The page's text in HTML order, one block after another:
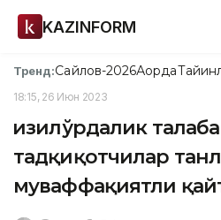
KAZINFORM
Тренд:Сайлов-2026Ақорда
18:15, 26 Июн 2023
Қизилўрдалик
тадқиқотчилар
муваффақиятли